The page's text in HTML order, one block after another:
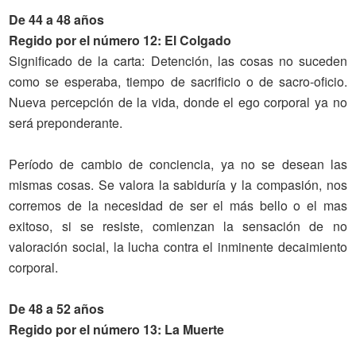
De 44 a 48 años
Regido por el número 12: El Colgado
Significado de la carta: Detención, las cosas no suceden
como se esperaba, tiempo de sacrificio o de sacro-oficio.
Nueva percepción de la vida, donde el ego corporal ya no
será preponderante.
Período de cambio de conciencia, ya no se desean las
mismas cosas. Se valora la sabiduría y la compasión, nos
corremos de la necesidad de ser el más bello o el mas
exitoso, si se resiste, comienzan la sensación de no
valoración social, la lucha contra el inminente decaimiento
corporal.
De 48 a 52 años
Regido por el número 13: La Muerte